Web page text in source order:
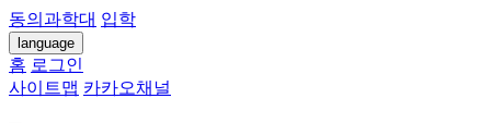
동의과학대 입학
language
홈 로그인
사이트맵 카카오채널